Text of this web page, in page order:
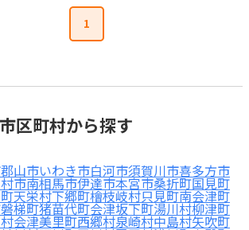
1
区町村から探す
郡山市いわき市白河市須賀川市喜多方市
市南相馬市伊達市本宮市桑折町国見町
天栄村下郷町檜枝岐村只見町南会津町
磐梯町猪苗代町会津坂下町湯川村柳津町
会津美里町西郷村泉崎村中島村矢吹町